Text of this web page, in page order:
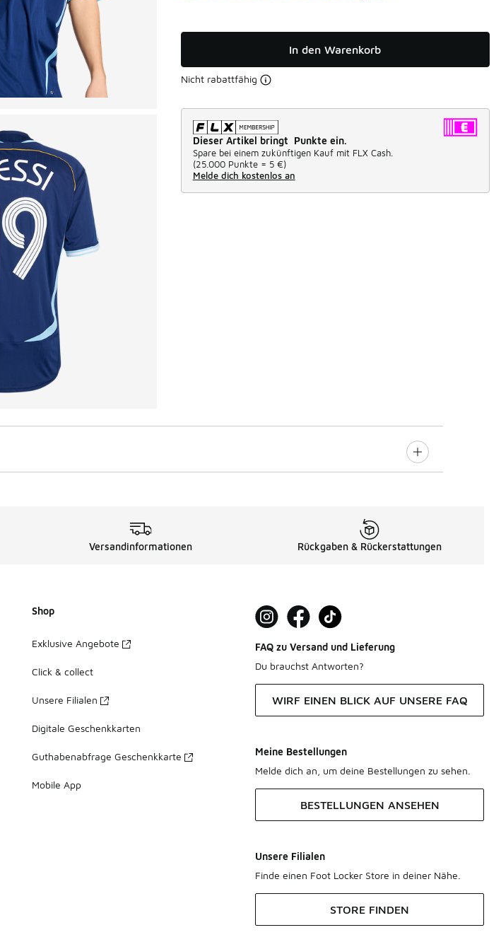
In den Warenkorb
Nicht rabattfähig
Dieser Artikel bringt Punkte ein.
Spare bei einem zukünftigen Kauf mit FLX Cash.
(25.000 Punkte = 5 €)
Melde dich kostenlos an
Versandinformationen Rückgaben & Rückerstattungen
Shop
Exklusive Angebote
Click & collect
Unsere Filialen
Digitale Geschenkkarten
Guthabenabfrage Geschenkkarte
Mobile App
FAQ zu Versand und Lieferung
Du brauchst Antworten?
WIRF EINEN BLICK AUF UNSERE FAQ
Meine Bestellungen
Melde dich an, um deine Bestellungen zu sehen.
BESTELLUNGEN ANSEHEN
Unsere Filialen
Finde einen Foot Locker Store in deiner Nähe.
STORE FINDEN